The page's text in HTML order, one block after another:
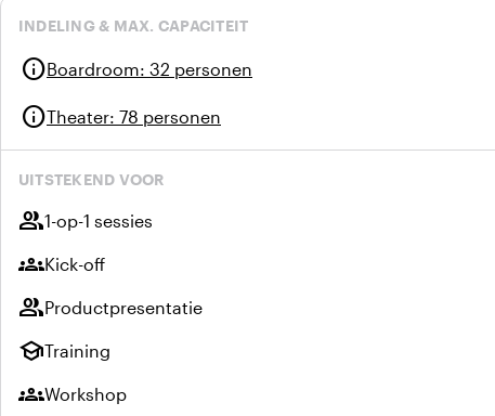
INDELING & MAX. CAPACITEIT
infoBoardroom: 32 personen
infoTheater: 78 personen
UITSTEKEND VOOR
group1-op-1 sessies
groupsKick-off
groupProductpresentatie
schoolTraining
groupsWorkshop